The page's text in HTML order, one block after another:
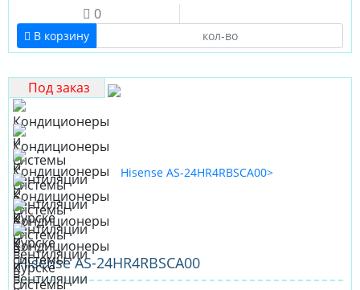
0
В корзину
Под заказ
Hisense AS-24HR4RBSCA00